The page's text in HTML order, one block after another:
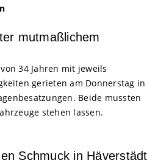
mutmaßlichem
34 Jahren mit jeweils
gerieten am Donnerstag in
Beide mussten
stehen lassen.
Schmuck in Häverstädt